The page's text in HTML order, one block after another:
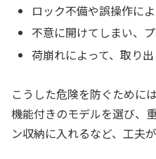
ロック不備や誤操作に
不意に開けてしまい、
荷崩れによって、取り
こうした危険を防ぐために
機能付きのモデルを選び、
ン収納に入れるなど、工夫が